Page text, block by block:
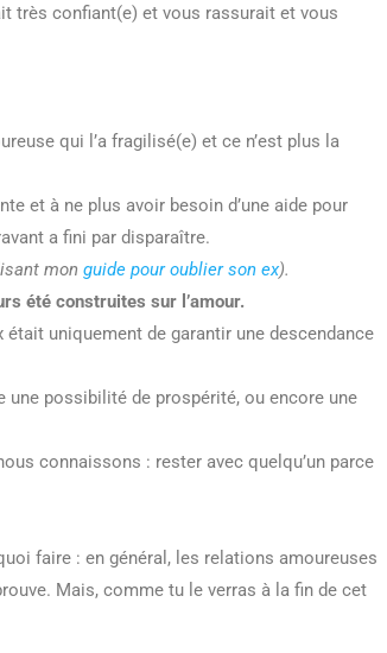
très confiant(e) et vous rassurait et vous
qui l’a fragilisé(e) et ce n’est plus la
et à ne plus avoir besoin d’une aide pour
a fini par disparaître.
mon guide pour oublier son ex).
été construites sur l’amour.
uniquement de garantir une descendance
possibilité de prospérité, ou encore une
connaissons : rester avec quelqu’un parce
faire : en général, les relations amoureuses
Mais, comme tu le verras à la fin de cet